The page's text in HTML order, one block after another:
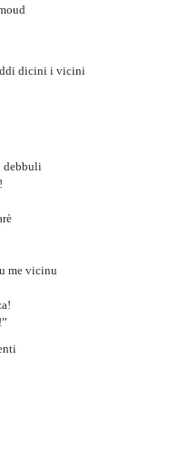
dicini i vicini
debbuli
me vicinu